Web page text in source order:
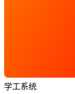
学工系统